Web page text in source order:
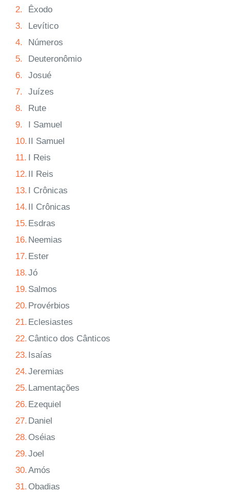
2.
Êxodo
3.
Levítico
4.
Números
5.
Deuteronômio
6.
Josué
7.
Juízes
8.
Rute
9.
I Samuel
10. II Samuel
11. I Reis
12. II Reis
13. I Crônicas
14. II Crônicas
15. Esdras
16. Neemias
17. Ester
18.Jó
19. Salmos
20. Provérbios
21. Eclesiastes
22. Cântico dos Cânticos
23. Isaías
24.Jeremias
25. Lamentações
26. Ezequiel
27. Daniel
28. Oséias
29.Joel
30.Amós
31. Obadias